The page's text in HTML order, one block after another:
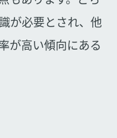
が必要とされ、他
が高い傾向にある